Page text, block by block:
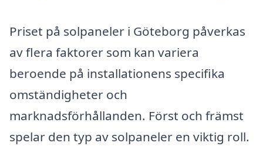
Priset på solpaneler i Göteborg påverkas
av flera faktorer som kan variera
beroende på installationens specifika
omständigheter och
marknadsförhållanden. Först och främst
spelar den typ av solpaneler en viktig roll.